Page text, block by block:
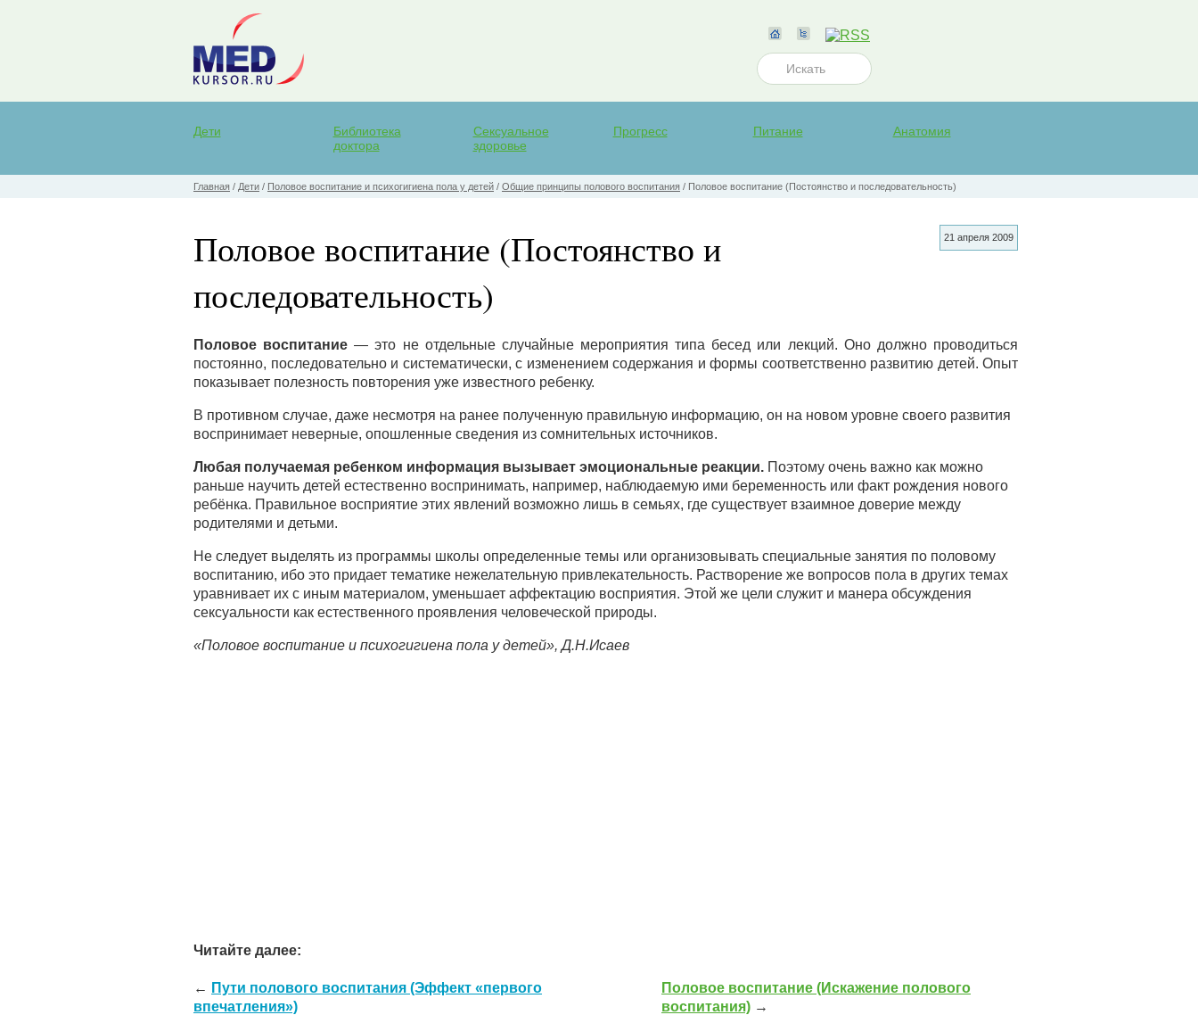
Дети
Библиотека
доктора
Сексуальное
здоровье
Прогресс Питание Анатомия
Главная / Дети / Половое воспитание и психогигиена пола у детей / Общие принципы полового воспитания / Половое воспитание (Постоянство и последовательность)
21 апреля 2009
Половое воспитание (Постоянство и
последовательность)
Половое воспитание — это не отдельные случайные мероприятия типа бесед или лекций. Оно должно проводиться
постоянно, последовательно и систематически, с изменением содержания и формы соответственно развитию детей. Опыт
показывает полезность повторения уже известного ребенку.
В противном случае, даже несмотря на ранее полученную правильную информацию, он на новом уровне своего развития
воспринимает неверные, опошленные сведения из сомнительных источников.
Любая получаемая ребенком информация вызывает эмоциональные реакции. Поэтому очень важно как можно
раньше научить детей естественно воспринимать, например, наблюдаемую ими беременность или факт рождения нового
ребёнка. Правильное восприятие этих явлений возможно лишь в семьях, где существует взаимное доверие между
родителями и детьми.
Не следует выделять из программы школы определенные темы или организовывать специальные занятия по половому
воспитанию, ибо это придает тематике нежелательную привлекательность. Растворение же вопросов пола в других темах
уравнивает их с иным материалом, уменьшает аффектацию восприятия. Этой же цели служит и манера обсуждения
сексуальности как естественного проявления человеческой природы.
«Половое воспитание и психогигиена пола у детей», Д.Н.Исаев
Читайте далее:
← Пути полового воспитания (Эффект «первого
впечатления»)
Половое воспитание (Искажение полового
воспитания) →